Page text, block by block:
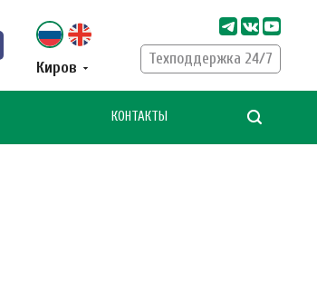
Киров
Техподдержка 24/7
КОНТАКТЫ